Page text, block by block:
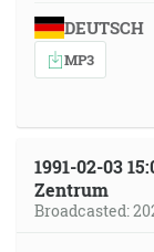
DEUTSCH
MP3
1991-02-03
Zentrum
Broadcasted: